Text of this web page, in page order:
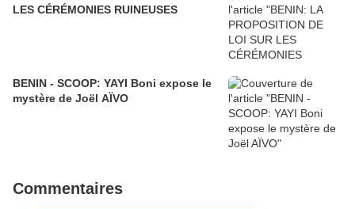
LES CÉRÉMONIES RUINEUSES
BENIN - SCOOP: YAYI Boni expose le
mystère de Joël AÏVO
Commentaires